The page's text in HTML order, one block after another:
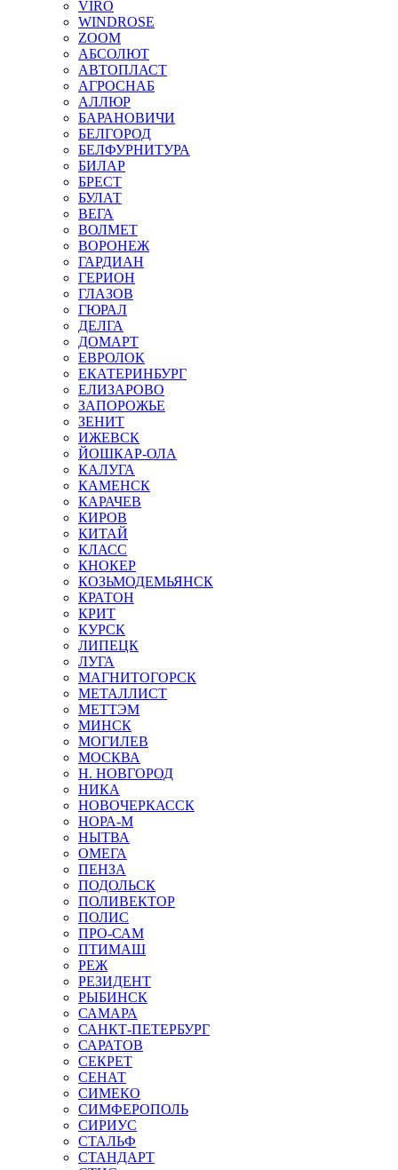
VIRO
WINDROSE
ZOOM
АБСОЛЮТ
АВТОПЛАСТ
АГРОСНАБ
АЛЛЮР
БАРАНОВИЧИ
БЕЛГОРОД
БЕЛФУРНИТУРА
БИЛАР
БРЕСТ
БУЛАТ
ВЕГА
ВОЛМЕТ
ВОРОНЕЖ
ГАРДИАН
ГЕРИОН
ГЛАЗОВ
ГЮРАЛ
ДЕЛГА
ДОМАРТ
ЕВРОЛОК
ЕКАТЕРИНБУРГ
ЕЛИЗАРОВО
ЗАПОРОЖЬЕ
ЗЕНИТ
ИЖЕВСК
ЙОШКАР-ОЛА
КАЛУГА
КАМЕНСК
КАРАЧЕВ
КИРОВ
КИТАЙ
КЛАСС
КНОКЕР
КОЗЬМОДЕМЬЯНСК
КРАТОН
КРИТ
КУРСК
ЛИПЕЦК
ЛУГА
МАГНИТОГОРСК
МЕТАЛЛИСТ
МЕТТЭМ
МИНСК
МОГИЛЕВ
МОСКВА
Н. НОВГОРОД
НИКА
НОВОЧЕРКАССК
НОРА-М
НЫТВА
ОМЕГА
ПЕНЗА
ПОДОЛЬСК
ПОЛИВЕКТОР
ПОЛИС
ПРО-САМ
ПТИМАШ
РЕЖ
РЕЗИДЕНТ
РЫБИНСК
САМАРА
САНКТ-ПЕТЕРБУРГ
САРАТОВ
СЕКРЕТ
СЕНАТ
СИМЕКО
СИМФЕРОПОЛЬ
СИРИУС
СТАЛЬФ
СТАНДАРТ